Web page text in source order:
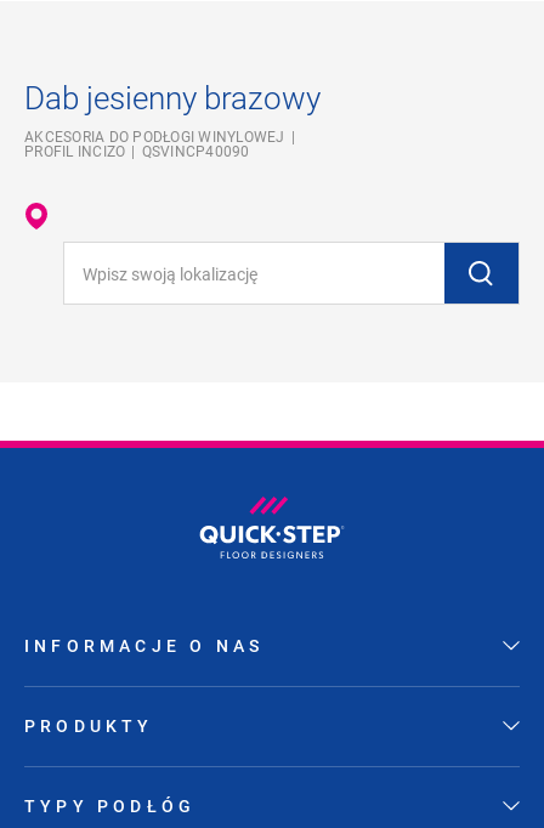
Dab jesienny brazowy
AKCESORIA DO PODŁOGI WINYLOWEJ
PROFIL INCIZO
QSVINCP40090
INFORMACJE O NAS
PRODUKTY
TYPY PODŁÓG